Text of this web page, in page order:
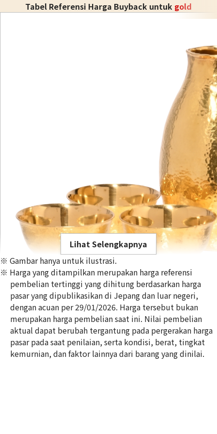
Tabel Referensi Harga Buyback untuk gold
24K gold (K24) sake set
349,6g
Referensi Harga Buyback
Rp 1.033.384.738
Lihat Selengkapnya
※ Gambar hanya untuk ilustrasi.
※ Harga yang ditampilkan merupakan harga referensi
pembelian tertinggi yang dihitung berdasarkan harga
pasar yang dipublikasikan di Jepang dan luar negeri,
dengan acuan per 29/01/2026. Harga tersebut bukan
merupakan harga pembelian saat ini. Nilai pembelian
aktual dapat berubah tergantung pada pergerakan harga
pasar pada saat penilaian, serta kondisi, berat, tingkat
kemurnian, dan faktor lainnya dari barang yang dinilai.